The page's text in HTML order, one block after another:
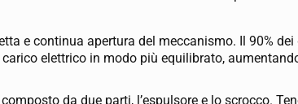
e continua apertura del meccanismo. Il 90%
elettrico in modo più equilibrato,
da due parti, l’espulsore e lo scrocco.